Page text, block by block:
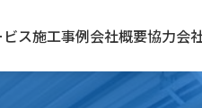
ス施工事例会社概要協力会